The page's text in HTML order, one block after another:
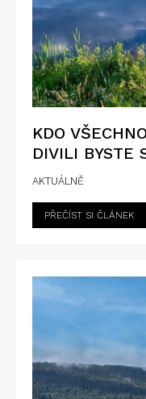
KDO
DIVILI BYSTE
AKTUÁLNĚ
PŘEČÍST SI ČLÁNEK